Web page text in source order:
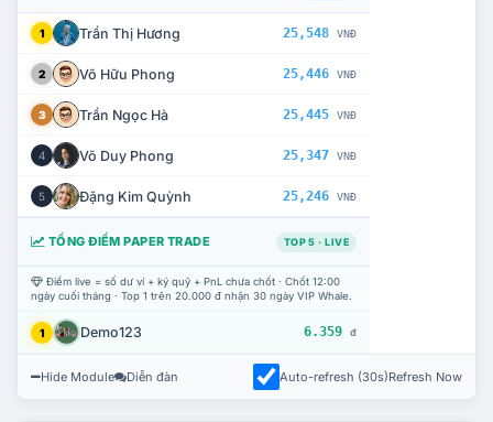
1 Trần Thị Hương 25,548 VNĐ
2 Võ Hữu Phong 25,446 VNĐ
3 Trần Ngọc Hà 25,445 VNĐ
4 Võ Duy Phong 25,347 VNĐ
5 Đặng Kim Quỳnh 25,246 VNĐ
TỔNG ĐIỂM PAPER TRADE TOP 5 · LIVE
Điểm live = số dư ví + ký quỹ + PnL chưa chốt · Chốt 12:00
ngày cuối tháng · Top 1 trên 20.000 đ nhận 30 ngày VIP Whale.
1 Demo123 6.359 đ
Hide Module Diễn đàn Auto-refresh (30s)Refresh Now